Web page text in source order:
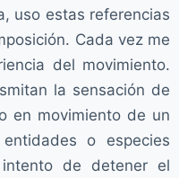
uso estas referencias
Cada vez me
del movimiento.
la sensación de
en movimiento de un
o especies
de detener el